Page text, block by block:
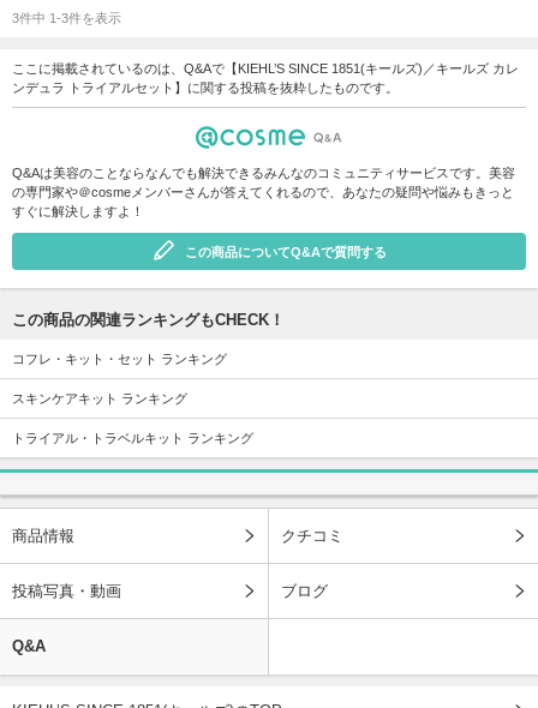
3件中 1-3件を表示
ここに掲載されているのは、Q&Aで【KIEHL’S SINCE 1851(キールズ)／キールズ カレ
ンデュラ トライアルセット】に関する投稿を抜粋したものです。
Q&Aは美容のことならなんでも解決できるみんなのコミュニティサービスです。美容
の専門家や＠cosmeメンバーさんが答えてくれるので、あなたの疑問や悩みもきっと
すぐに解決しますよ！
この商品についてQ&Aで質問する
この商品の関連ランキングもCHECK！
コフレ・キット・セット ランキング
スキンケアキット ランキング
トライアル・トラベルキット ランキング
商品情報 クチコミ
投稿写真・動画 ブログ
Q&A